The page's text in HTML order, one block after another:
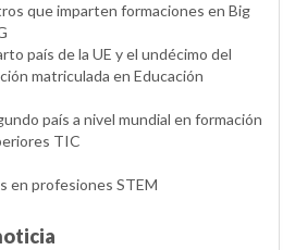
que imparten formaciones en Big
país de la UE y el undécimo del
matriculada en Educación
país a nivel mundial en formación
TIC
en profesiones STEM